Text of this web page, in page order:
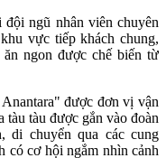
ngũ nhân viên chuyên
vực tiếp khách chung,
ngon được chế biến từ
được đơn vị vận
tàu tàu được gắn vào đoàn
di chuyển qua các cung
có cơ hội ngắm nhìn cảnh